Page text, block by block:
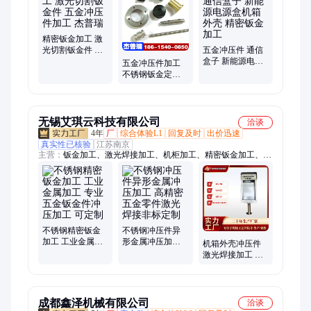
加工、车床配件加工、车铣零件加工、车铣复合零件加工、数控
车床加工件、cnc机加工、航天零部件加工、cnc零部件定制、cnc
零部件加工、机加工、自动化零件加工、非标零部件加工、工程
机械零部件加工、电子元件零部件加工、齿轮轴件加工
精密钣金加工 激
光切割钣金件 五
五金冲压件加工
不锈钢钣金定制
五金冲压件 通信
盒子 新能源电源
无锡艾琪云科技有限公司
洽谈
4年 厂 综合体验L1 回复及时 出价迅速
真实性已核验 江苏南京
主营： 钣金加工、激光焊接加工、机柜加工、精密钣金加工、激
光焊接、机箱机柜加工、机箱外壳加工
不锈钢精密钣金
加工 工业金属加
不锈钢冲压件异
形金属冲压加工
机箱外壳冲压件
激光焊接加工 不
成都鑫泽机械有限公司
洽谈